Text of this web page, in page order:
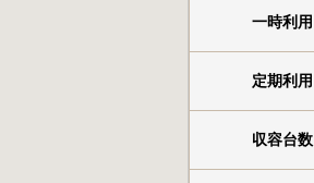
一時利用
定期利用
収容台数